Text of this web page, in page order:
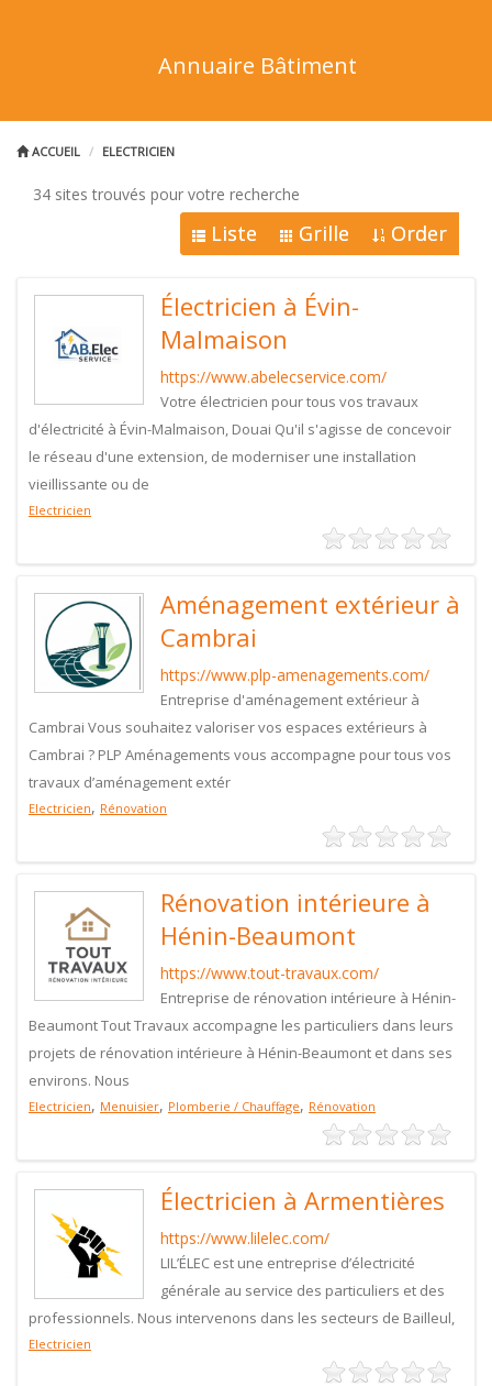
Annuaire Bâtiment
ACCUEIL ELECTRICIEN
34 sites trouvés pour votre recherche
Liste Grille Order
Électricien à Évin-
Malmaison
https://www.abelecservice.com/
Votre électricien pour tous vos travaux
d'électricité à Évin-Malmaison, Douai Qu'il s'agisse de concevoir
le réseau d'une extension, de moderniser une installation
vieillissante ou de
Electricien
Aménagement extérieur à
Cambrai
https://www.plp-amenagements.com/
Entreprise d'aménagement extérieur à
Cambrai Vous souhaitez valoriser vos espaces extérieurs à
Cambrai ? PLP Aménagements vous accompagne pour tous vos
travaux d’aménagement extér
Electricien, Rénovation
Rénovation intérieure à
Hénin-Beaumont
https://www.tout-travaux.com/
Entreprise de rénovation intérieure à Hénin-
Beaumont Tout Travaux accompagne les particuliers dans leurs
projets de rénovation intérieure à Hénin-Beaumont et dans ses
environs. Nous
Electricien, Menuisier, Plomberie / Chauffage, Rénovation
Électricien à Armentières
https://www.lilelec.com/
LIL’ÉLEC est une entreprise d’électricité
générale au service des particuliers et des
professionnels. Nous intervenons dans les secteurs de Bailleul,
Electricien